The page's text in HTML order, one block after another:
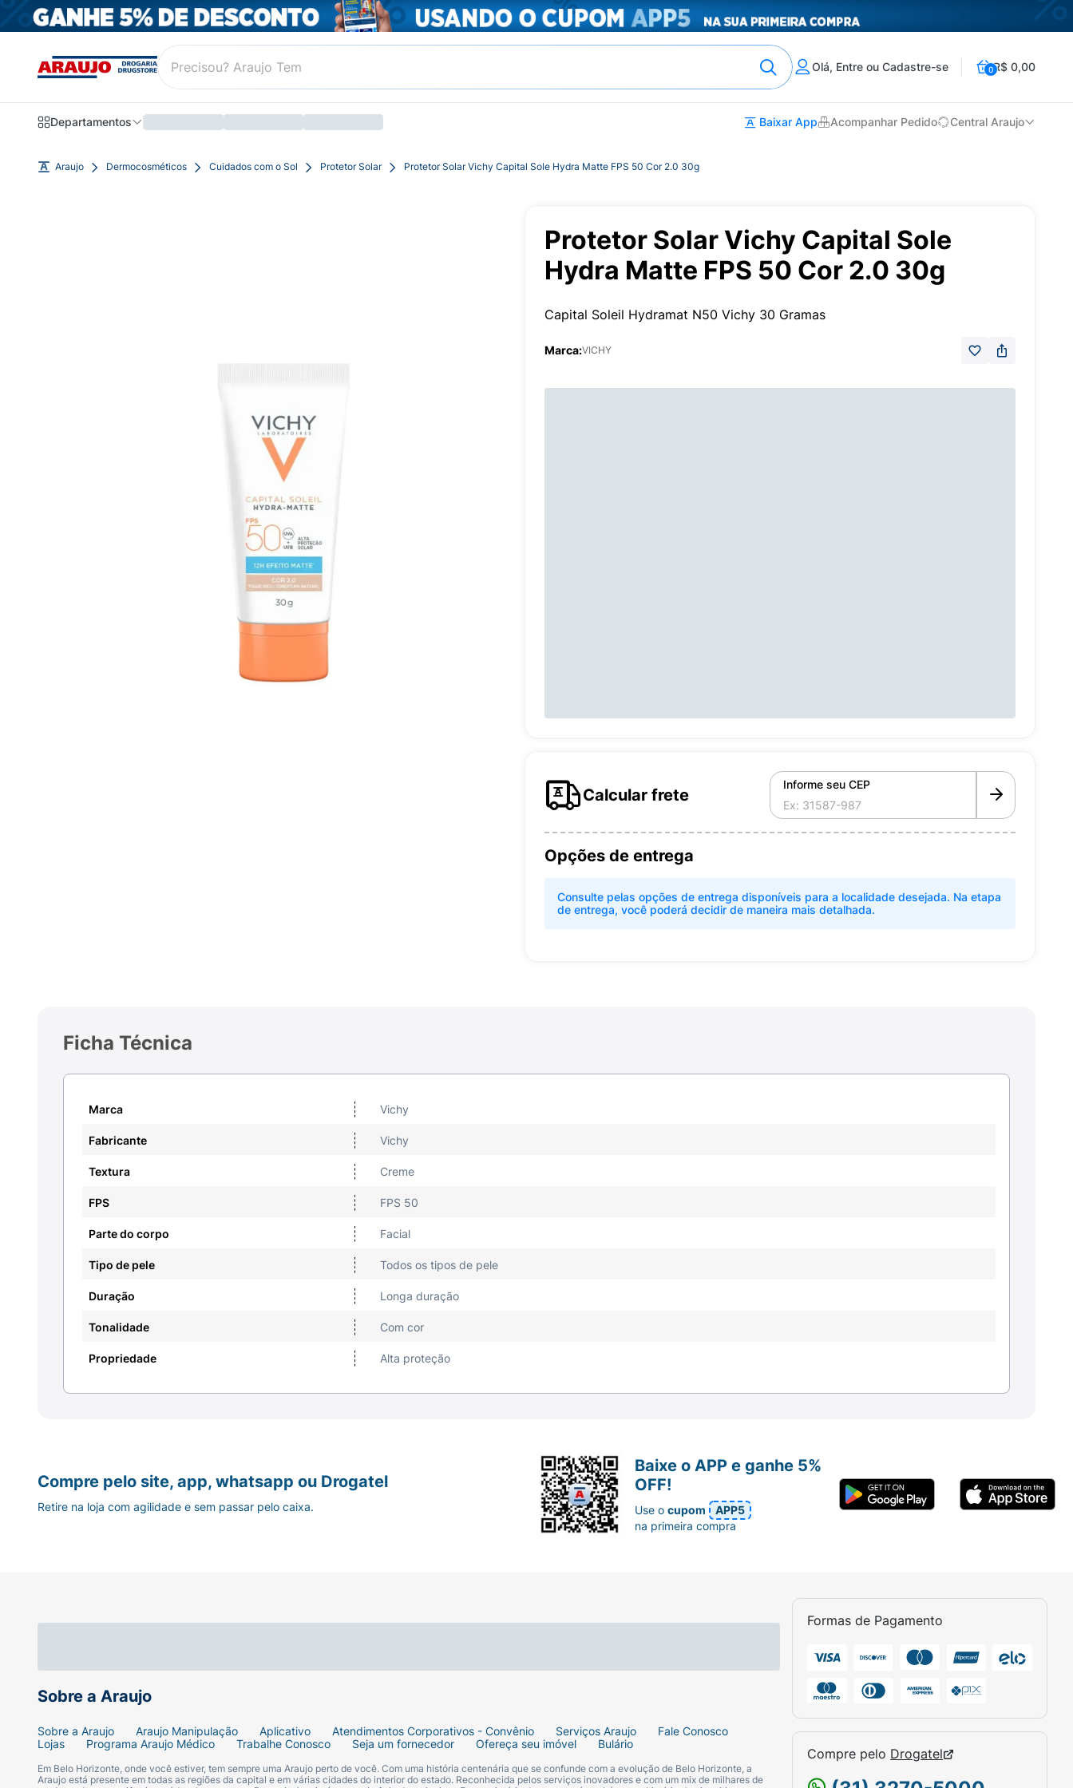
Olá, Entre ou Cadastre-se 0R$ 0,00
Departamentos Baixar App Acompanhar Pedido Central Araujo
Araujo Dermocosméticos Cuidados com o Sol Protetor Solar Protetor Solar Vichy Capital Sole Hydra Matte FPS 50 Cor 2.0 30g
Protetor Solar Vichy Capital Sole
Hydra Matte FPS 50 Cor 2.0 30g
Capital Soleil Hydramat N50 Vichy 30 Gramas
Marca:VICHY
Calcular frete
Informe seu CEP
Opções de entrega
Consulte pelas opções de entrega disponíveis para a localidade desejada. Na etapa
de entrega, você poderá decidir de maneira mais detalhada.
Ficha Técnica
Marca Vichy
Fabricante Vichy
Textura Creme
FPS FPS 50
Parte do corpo Facial
Tipo de pele Todos os tipos de pele
Duração Longa duração
Tonalidade Com cor
Propriedade Alta proteção
Sobre a Araujo
Sobre a Araujo Araujo Manipulação Aplicativo Atendimentos Corporativos - Convênio Serviços Araujo
Fale Conosco
Lojas
Programa Araujo Médico Trabalhe Conosco Seja um fornecedor Ofereça seu imóvel Bulário
Em Belo Horizonte, onde você estiver, tem sempre uma Araujo perto de você. Com uma história centenária que se confunde com a evolução de Belo Horizonte, a
Araujo está presente em todas as regiões da capital e em várias cidades do interior do estado. Reconhecida pelos serviços inovadores e com um mix de milhares de
Formas de Pagamento
Compre pelo Drogatel
Compre pelo site, app, whatsapp ou Drogatel
Retire na loja com agilidade e sem passar pelo caixa.
Baixe o APP e ganhe 5%
OFF!
Use ocupom
APP5
na primeira compra